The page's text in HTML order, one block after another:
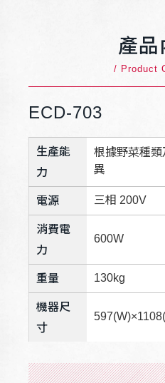
產品
/ Product
ECD-703
生產能
力
根據野菜種
異
電源 三相 200V
消費電
力
600W
重量 130kg
機器尺
寸